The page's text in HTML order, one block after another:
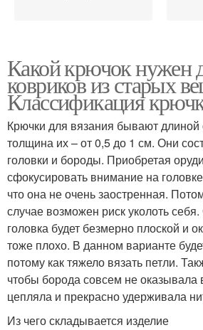
Коврик в ванную
крючком
Крючок со схемами
Какой крючок нужен
ковриков из старых
Классификация
Крючки для вязания бывают
толщина их – от 0,5 до 1 см. Они
головки и бороды. Приобретая
сфокусировать внимание на
что она не очень заостренная.
случае возможен риск уколоть
головка будет безмерно плоской и
тоже плохо. В данном варианте
потому как тяжело вязать петли.
чтобы борода совсем не
цепляла и прекрасно удерживала
Из чего складывается изделие